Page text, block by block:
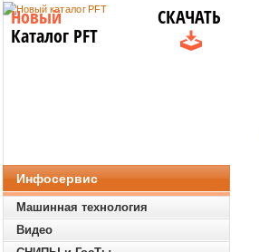
Новый
Каталог PFT
СКАЧАТЬ
Инфосервис
Машинная технология
Видео